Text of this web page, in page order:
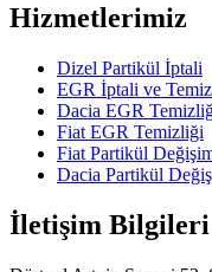
Hizmetlerimiz
Dizel Partikül İptali
EGR İptali ve
Dacia EGR
Fiat EGR Temizliği
Fiat Partikül
Dacia Partikül
İletişim Bilgileri